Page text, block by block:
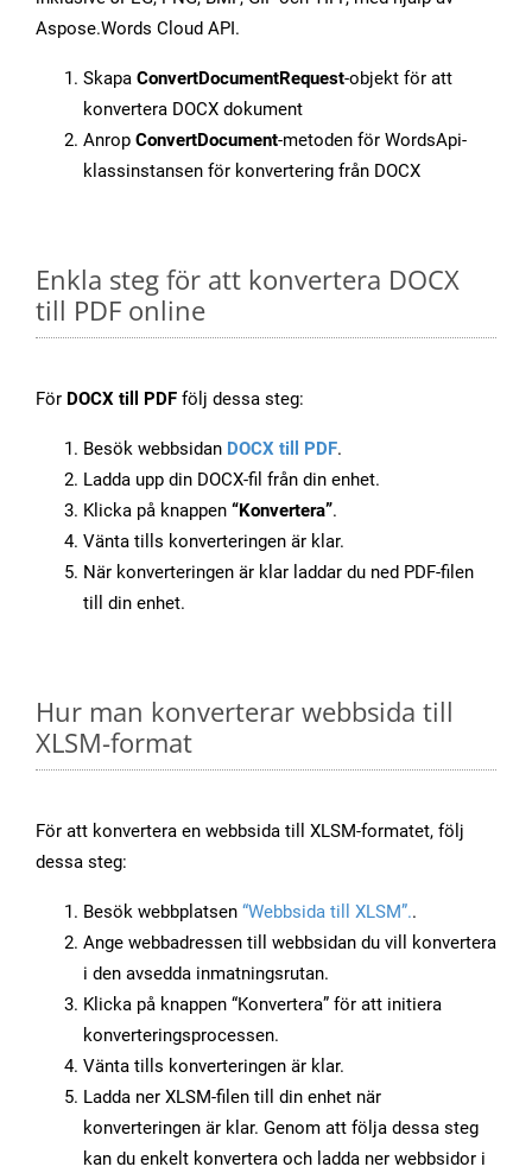
Aspose.Words Cloud API.
Skapa ConvertDocumentRequest-objekt för att
konvertera DOCX dokument
Anrop ConvertDocument-metoden för WordsApi-
klassinstansen för konvertering från DOCX
Enkla steg för att konvertera DOCX
till PDF online
För DOCX till PDF följ dessa steg:
Besök webbsidan DOCX till PDF.
Ladda upp din DOCX-fil från din enhet.
Klicka på knappen “Konvertera”.
Vänta tills konverteringen är klar.
När konverteringen är klar laddar du ned PDF-filen
till din enhet.
Hur man konverterar webbsida till
XLSM-format
För att konvertera en webbsida till XLSM-formatet, följ
dessa steg:
Besök webbplatsen “Webbsida till XLSM”..
Ange webbadressen till webbsidan du vill konvertera
i den avsedda inmatningsrutan.
Klicka på knappen “Konvertera” för att initiera
konverteringsprocessen.
Vänta tills konverteringen är klar.
Ladda ner XLSM-filen till din enhet när
konverteringen är klar. Genom att följa dessa steg
kan du enkelt konvertera och ladda ner webbsidor i